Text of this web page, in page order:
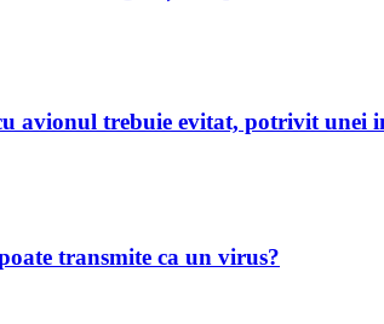
avionul trebuie evitat, potrivit unei
transmite ca un virus?